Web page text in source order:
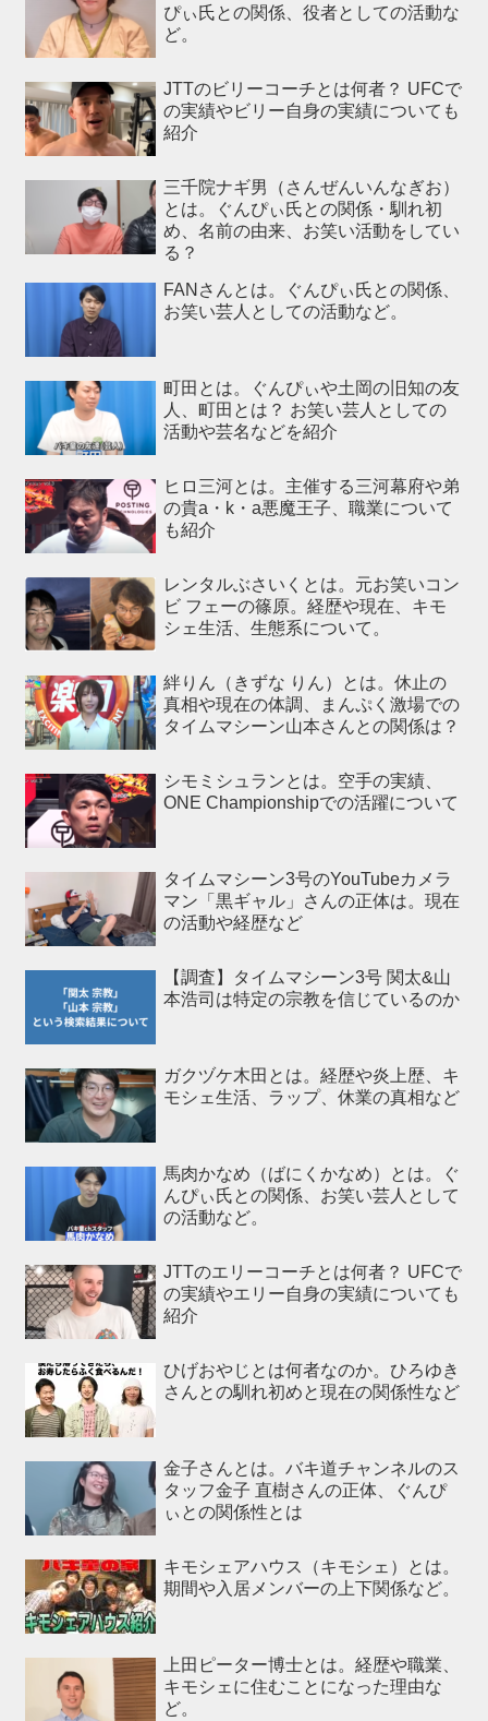
ぴぃ氏との関係、役者としての活動な
ど。
JTTのビリーコーチとは何者？ UFCで
の実績やビリー自身の実績についても
紹介
三千院ナギ男（さんぜんいんなぎお）
とは。ぐんぴぃ氏との関係・馴れ初
め、名前の由来、お笑い活動をしてい
る？
FANさんとは。ぐんぴぃ氏との関係、
お笑い芸人としての活動など。
町田とは。ぐんぴぃや土岡の旧知の友
人、町田とは？ お笑い芸人としての
活動や芸名などを紹介
ヒロ三河とは。主催する三河幕府や弟
の貴a・k・a悪魔王子、職業について
も紹介
レンタルぶさいくとは。元お笑いコン
ビ フェーの篠原。経歴や現在、キモ
シェ生活、生態系について。
絆りん（きずな りん）とは。休止の
真相や現在の体調、まんぷく激場での
タイムマシーン山本さんとの関係は？
シモミシュランとは。空手の実績、
ONE Championshipでの活躍について
タイムマシーン3号のYouTubeカメラ
マン「黒ギャル」さんの正体は。現在
の活動や経歴など
【調査】タイムマシーン3号 関太&山
本浩司は特定の宗教を信じているのか
ガクヅケ木田とは。経歴や炎上歴、キ
モシェ生活、ラップ、休業の真相など
馬肉かなめ（ばにくかなめ）とは。ぐ
んぴぃ氏との関係、お笑い芸人として
の活動など。
JTTのエリーコーチとは何者？ UFCで
の実績やエリー自身の実績についても
紹介
ひげおやじとは何者なのか。ひろゆき
さんとの馴れ初めと現在の関係性など
金子さんとは。バキ道チャンネルのス
タッフ金子 直樹さんの正体、ぐんぴ
ぃとの関係性とは
キモシェアハウス（キモシェ）とは。
期間や入居メンバーの上下関係など。
上田ピーター博士とは。経歴や職業、
キモシェに住むことになった理由な
ど。